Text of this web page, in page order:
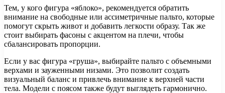
Тем, у кого фигура «яблоко», рекомендуется обратить
внимание на свободные или ассиметричные пальто, которые
помогут скрыть живот и добавить легкости образу. Так же
стоит выбирать фасоны с акцентом на плечи, чтобы
сбалансировать пропорции.
Если у вас фигура «груша», выбирайте пальто с объемными
верхами и зауженными низами. Это позволит создать
визуальный баланс и привлечь внимание к верхней части
тела. Модели с поясом также будут выглядеть гармонично.